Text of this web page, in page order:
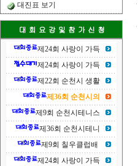
대진표 보기
제24회 사랑이 가득
제24회 사랑이 가득
제22회 순천시 생활
제36회 순천시의
제9회 순천시테니스
제36회 순천시테니
제9회 칠우클럽배
제24회 사랑이 가득